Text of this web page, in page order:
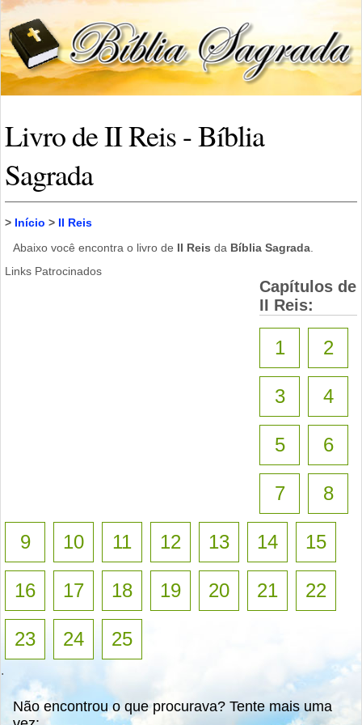
Livro de II Reis - Bíblia
Sagrada
> Início > II Reis
Abaixo você encontra o livro de II Reis da Bíblia Sagrada
Links Patrocinados
Capítulos de
II Reis:
1 2
3 4
5 6
7 8
9 10 11 12 13 14 15
16 17 18 19 20 21 22
23 24 25
.
Não encontrou o que procurava? Tente mais uma